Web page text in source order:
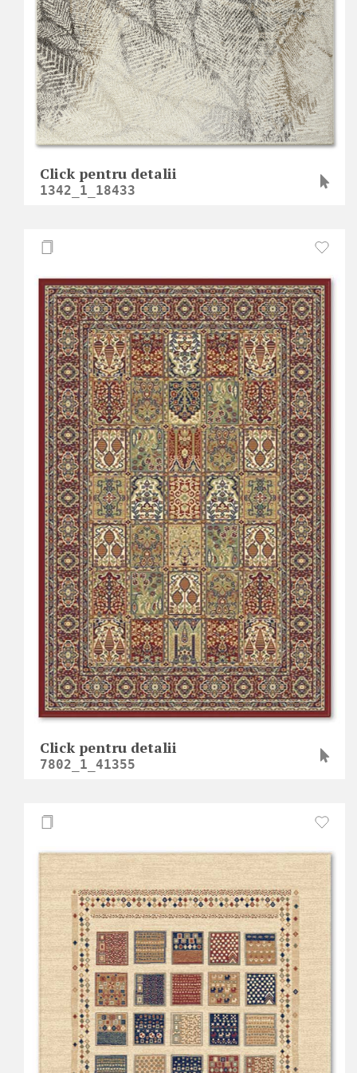
Click pentru detalii
1342_1_18433
Click pentru detalii
7802_1_41355